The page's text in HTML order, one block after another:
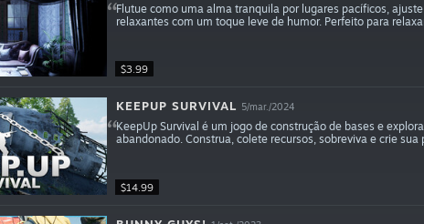
$3.99
Flutue como uma alma tranquila por lugares pacíficos,
relaxantes com um toque leve de humor. Perfeito para
$14.99
KEEPUP SURVIVAL 5/mar./2024
KeepUp Survival é um jogo de construção de bases e
abandonado. Construa, colete recursos, sobreviva e crie